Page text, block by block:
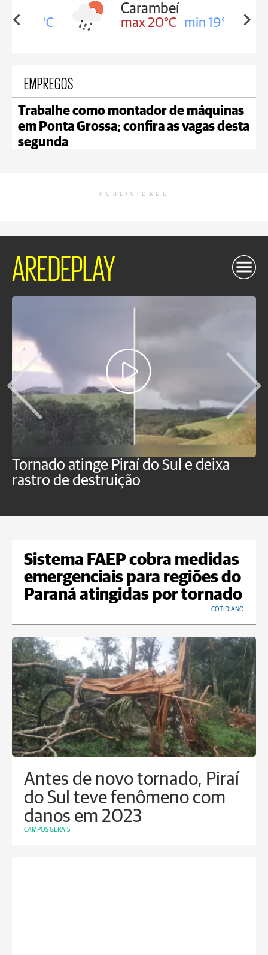
19°C
Carambeí
max 20°C min 19°C
EMPREGOS
Trabalhe como montador de máquinas
em Ponta Grossa; confira as vagas desta
segunda
PUBLICIDADE
AREDEPLAY
Tornado atinge Piraí do Sul e deixa
rastro de destruição
Sistema FAEP cobra medidas
emergenciais para regiões do
Paraná atingidas por tornado
COTIDIANO
Antes de novo tornado, Piraí
do Sul teve fenômeno com
danos em 2023
CAMPOS GERAIS